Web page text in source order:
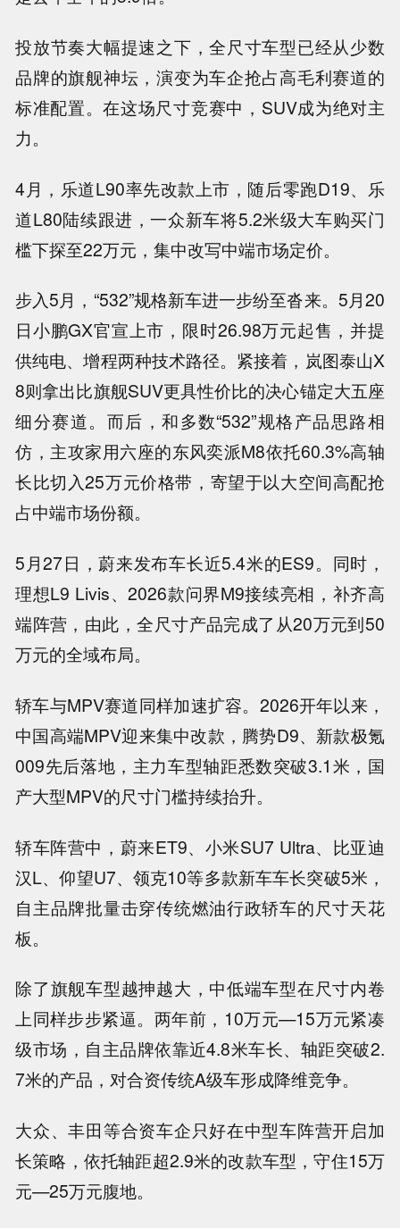
投放节奏大幅提速之下，全尺寸车型已经从少数
品牌的旗舰神坛，演变为车企抢占高毛利赛道的
标准配置。在这场尺寸竞赛中，SUV成为绝对主
力。
4月，乐道L90率先改款上市，随后零跑D19、乐
道L80陆续跟进，一众新车将5.2米级大车购买门
槛下探至22万元，集中改写中端市场定价。
步入5月，“532”规格新车进一步纷至沓来。5月20
日小鹏GX官宣上市，限时26.98万元起售，并提
供纯电、增程两种技术路径。紧接着，岚图泰山X
8则拿出比旗舰SUV更具性价比的决心锚定大五座
细分赛道。而后，和多数“532”规格产品思路相
仿，主攻家用六座的东风奕派M8依托60.3%高轴
长比切入25万元价格带，寄望于以大空间高配抢
占中端市场份额。
5月27日，蔚来发布车长近5.4米的ES9。同时，
理想L9 Livis、2026款问界M9接续亮相，补齐高
端阵营，由此，全尺寸产品完成了从20万元到50
万元的全域布局。
轿车与MPV赛道同样加速扩容。2026开年以来，
中国高端MPV迎来集中改款，腾势D9、新款极氪
009先后落地，主力车型轴距悉数突破3.1米，国
产大型MPV的尺寸门槛持续抬升。
轿车阵营中，蔚来ET9、小米SU7 Ultra、比亚迪
汉L、仰望U7、领克10等多款新车车长突破5米，
自主品牌批量击穿传统燃油行政轿车的尺寸天花
板。
除了旗舰车型越抻越大，中低端车型在尺寸内卷
上同样步步紧逼。两年前，10万元—15万元紧凑
级市场，自主品牌依靠近4.8米车长、轴距突破2.
7米的产品，对合资传统A级车形成降维竞争。
大众、丰田等合资车企只好在中型车阵营开启加
长策略，依托轴距超2.9米的改款车型，守住15万
元—25万元腹地。